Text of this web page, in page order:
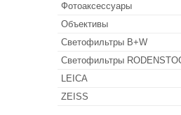
Фотоаксессуары
Объективы
Светофильтры B+W
Светофильтры
LEICA
ZEISS